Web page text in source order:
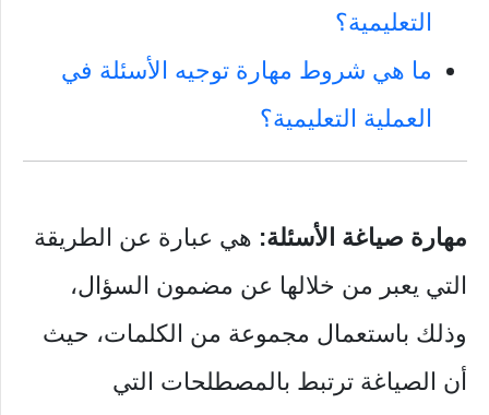
التعليمية؟
ما هي شروط مهارة توجيه الأسئلة في
العملية التعليمية؟
مهارة صياغة الأسئلة: هي عبارة عن الطريقة
التي يعبر من خلالها عن مضمون السؤال،
وذلك باستعمال مجموعة من الكلمات، حيث
أن الصياغة ترتبط بالمصطلحات التي